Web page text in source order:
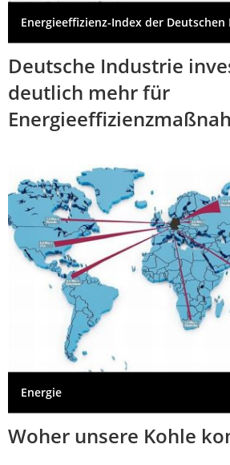
Energieeffizienz-Index der
Deutsche Industrie
deutlich mehr für
Energie
Woher unsere Kohle